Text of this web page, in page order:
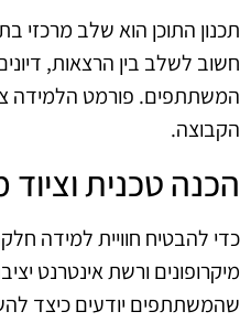
תכנון התוכן הוא שלב מרכזי
חשוב לשלב בין הרצאות,
המשתתפים. פורמט הלמידה
הקבוצה.
הכנה טכנית
כדי להבטיח חוויית למידה
מיקרופונים ורשת אינטרנט
שהמשתתפים יודעים כיצד